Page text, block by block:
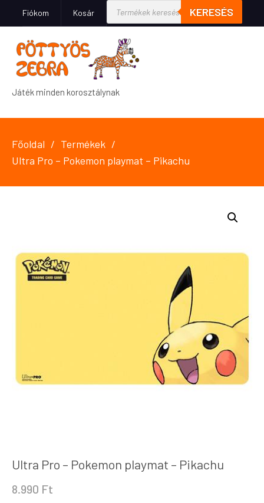
Fiókom Kosár KERESÉS
Játék minden korosztálynak
Főoldal
Termékek
Ultra Pro – Pokemon playmat – Pikachu
Ultra Pro – Pokemon playmat – Pikachu
8.990 Ft